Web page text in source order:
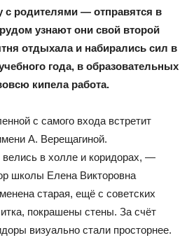
с родителями — отправятся в
узнают они свой второй
отдыхала и набирались сил в
года, в образовательных
кипела работа.
с самого входа встретит
А. Верещагиной.
в холле и коридорах, —
школы Елена Викторовна
старая, ещё с советских
покрашены стены. За счёт
визуально стали просторнее.